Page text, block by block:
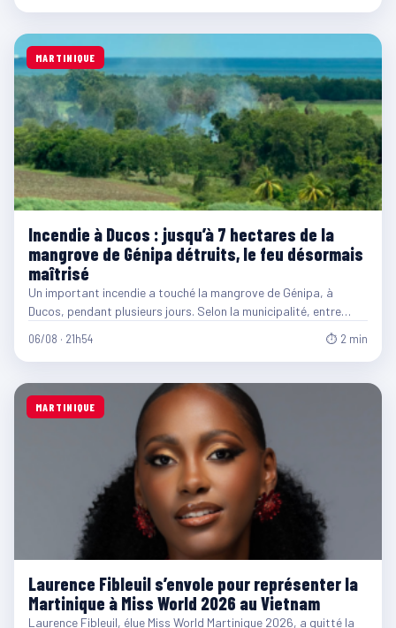
MARTINIQUE
Incendie à Ducos : jusqu’à 7 hectares de la
mangrove de Génipa détruits, le feu désormais
maîtrisé
Un important incendie a touché la mangrove de Génipa, à
Ducos, pendant plusieurs jours. Selon la municipalité, entre…
06/08 · 21h54 ⏱ 2 min
MARTINIQUE
Laurence Fibleuil s’envole pour représenter la
Martinique à Miss World 2026 au Vietnam
Laurence Fibleuil, élue Miss World Martinique 2026, a quitté la